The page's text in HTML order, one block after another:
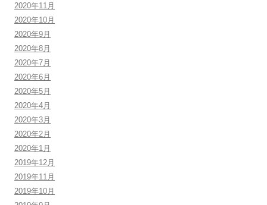
2020年11月
2020年10月
2020年9月
2020年8月
2020年7月
2020年6月
2020年5月
2020年4月
2020年3月
2020年2月
2020年1月
2019年12月
2019年11月
2019年10月